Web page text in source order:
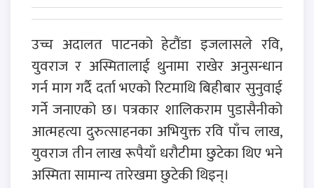
उच्च अदालत पाटनको हेटौंडा इजलासले रवि,
युवराज र अस्मितालाई थुनामा राखेर अनुसन्धान
गर्न माग गर्दै दर्ता भएको रिटमाथि बिहीबार सुनुवाई
गर्ने जनाएको छ। पत्रकार शालिकराम पुडासैनीको
आत्महत्या दुरुत्साहनका अभियुक्त रवि पाँच लाख,
युवराज तीन लाख रूपैयाँ धरौटीमा छुटेका थिए भने
अस्मिता सामान्य तारेखमा छुटेकी थिइन्।